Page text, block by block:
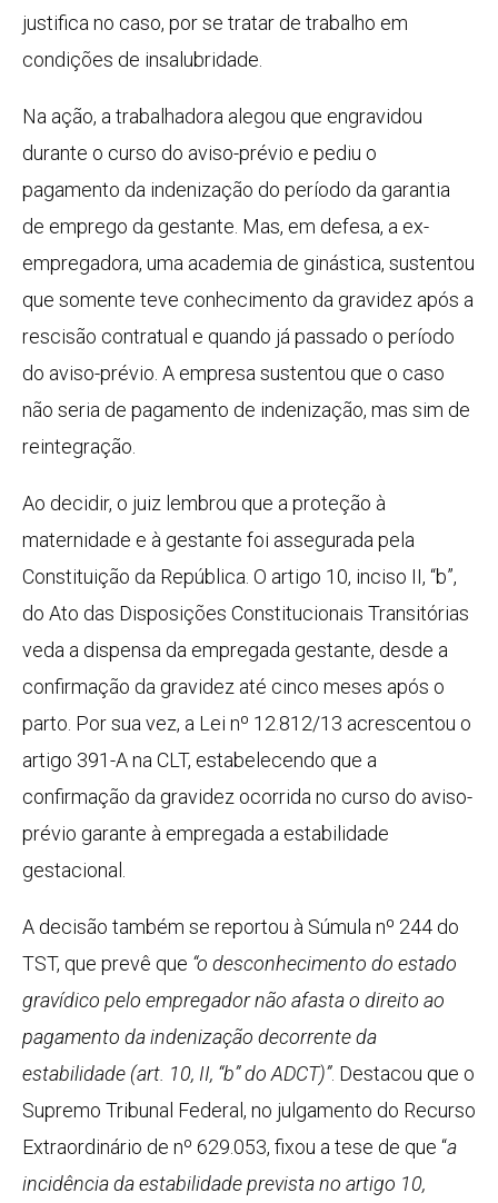
justifica no caso, por se tratar de trabalho em
condições de insalubridade.
Na ação, a trabalhadora alegou que engravidou
durante o curso do aviso-prévio e pediu o
pagamento da indenização do período da garantia
de emprego da gestante. Mas, em defesa, a ex-
empregadora, uma academia de ginástica, sustentou
que somente teve conhecimento da gravidez após a
rescisão contratual e quando já passado o período
do aviso-prévio. A empresa sustentou que o caso
não seria de pagamento de indenização, mas sim de
reintegração.
Ao decidir, o juiz lembrou que a proteção à
maternidade e à gestante foi assegurada pela
Constituição da República. O artigo 10, inciso II, “b”,
do Ato das Disposições Constitucionais Transitórias
veda a dispensa da empregada gestante, desde a
confirmação da gravidez até cinco meses após o
parto. Por sua vez, a Lei nº 12.812/13 acrescentou o
artigo 391-A na CLT, estabelecendo que a
confirmação da gravidez ocorrida no curso do aviso-
prévio garante à empregada a estabilidade
gestacional.
A decisão também se reportou à Súmula nº 244 do
TST, que prevê que “o desconhecimento do estado
gravídico pelo empregador não afasta o direito ao
pagamento da indenização decorrente da
estabilidade (art. 10, II, “b” do ADCT)”. Destacou que o
Supremo Tribunal Federal, no julgamento do Recurso
Extraordinário de nº 629.053, fixou a tese de que “a
incidência da estabilidade prevista no artigo 10,